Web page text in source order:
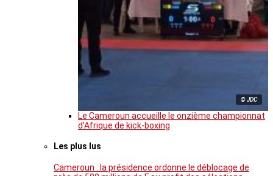
© JDC
Le Cameroun accueille le onzième championnat
d’Afrique de kick-boxing
Les plus lus
Cameroun : la présidence ordonne le déblocage de